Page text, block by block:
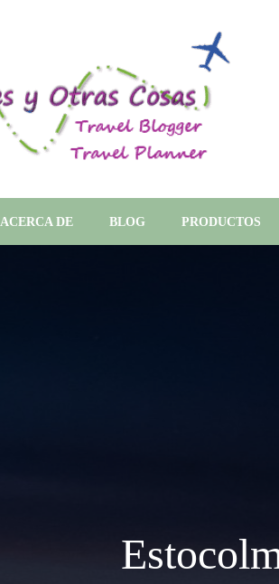
ACERCA DE BLOG PRODUCTOS